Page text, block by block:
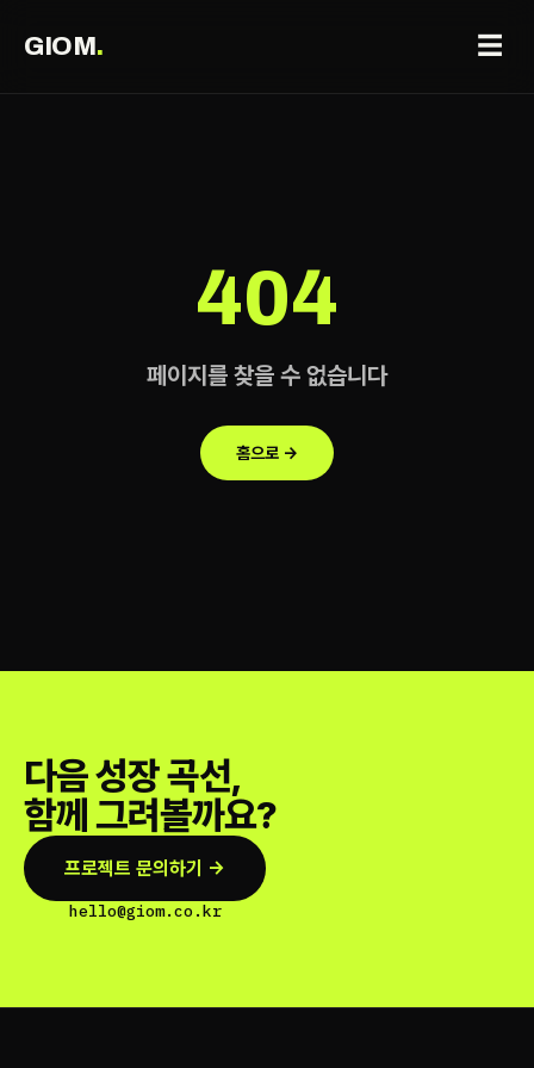
GIOM. ☰
404
페이지를 찾을 수 없습니다
홈으로 →
다음 성장 곡선,
함께 그려볼까요?
프로젝트 문의하기 →
hello@giom.co.kr